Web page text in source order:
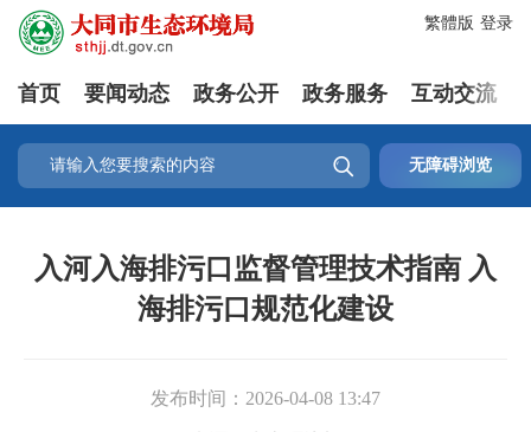
登录
繁體版
首页 要闻动态 政务公开 政务服务 互动交流
 无障碍浏览
入河入海排污口监督管理技术指南 入
海排污口规范化建设
发布时间： 2026-04-08 13:47